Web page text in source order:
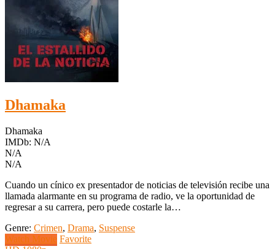
Dhamaka
Dhamaka
IMDb: N/A
N/A
N/A
Cuando un cínico ex presentador de noticias de televisión recibe una
llamada alarmante en su programa de radio, ve la oportunidad de
regresar a su carrera, pero puede costarle la…
Genre: Crimen, Drama, Suspense
Watch Movie Favorite